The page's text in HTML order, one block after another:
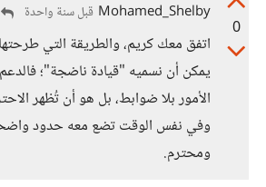
0
Mohamed_Shelby قبل سنة واحدة
اتفق معك كريم، والطريقة التي
يمكن أن نسميه "قيادة ناضجة"؛
الأمور بلا ضوابط، بل هو أن تُظهر
وفي نفس الوقت تضع معه حدود
ومحترم.